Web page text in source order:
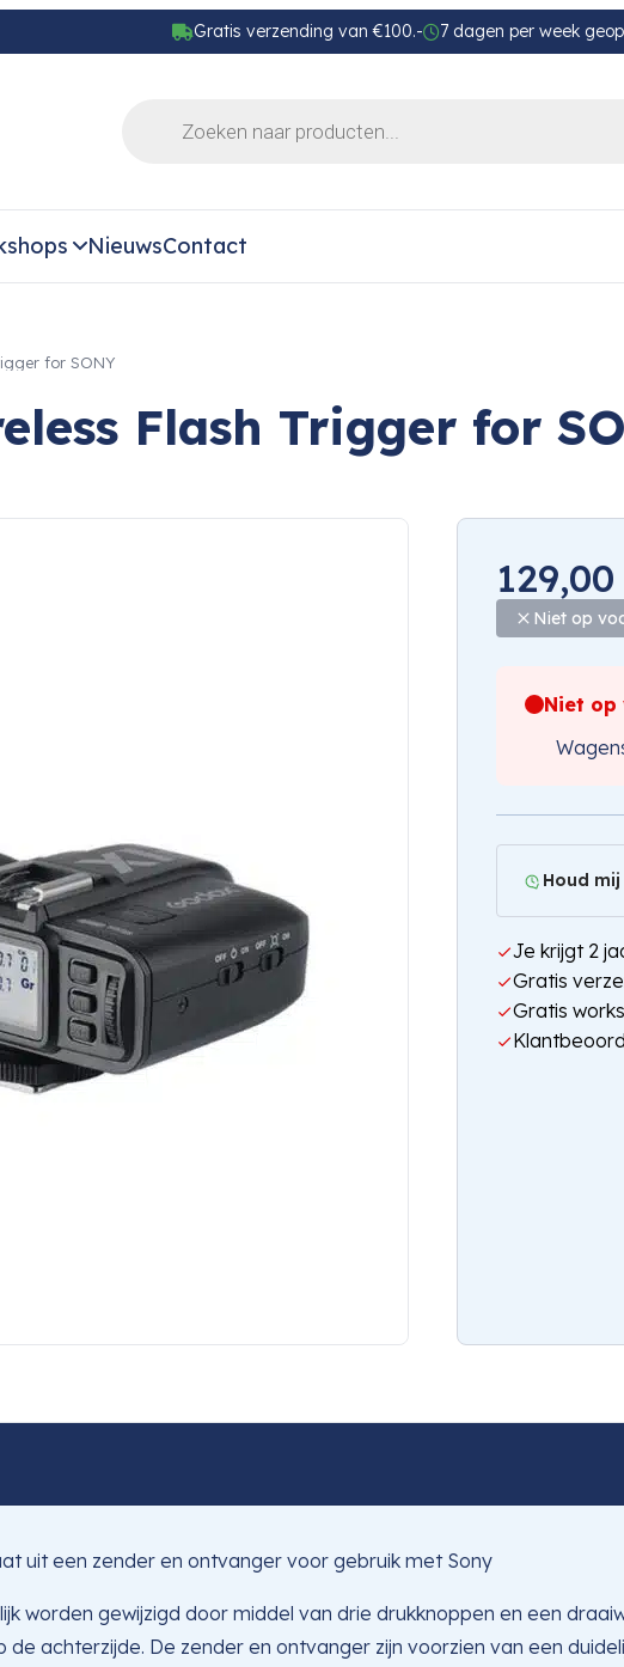
Gratis verzending van €100.- 7 dagen per week
NieuwsContact
for SONY
Flash Trigger for
129,00
Niet op
Niet op
Houd
Je krijgt 2
Gratis
Gratis
uit een zender en ontvanger voor gebruik met Sony
worden gewijzigd door middel van drie drukknoppen en een
achterzijde. De zender en ontvanger zijn voorzien van een